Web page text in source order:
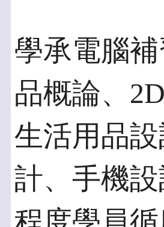
學承電腦
品概論、
生活用品
計、手機